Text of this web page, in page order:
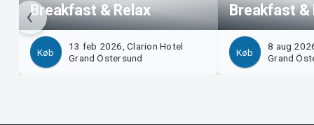
Breakfast & Relax
Køb
13 feb 2026, Clarion Hotel
Grand Östersund
Breakfast &
Køb
8 aug
Grand